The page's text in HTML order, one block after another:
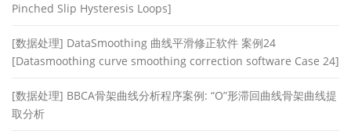
Pinched Slip Hysteresis Loops]
[数据处理] DataSmoothing 曲线平滑修正软件 案例24
[Datasmoothing curve smoothing correction software Case 24]
[数据处理] BBCA骨架曲线分析程序案例: “O”形滞回曲线骨架曲线提
取分析